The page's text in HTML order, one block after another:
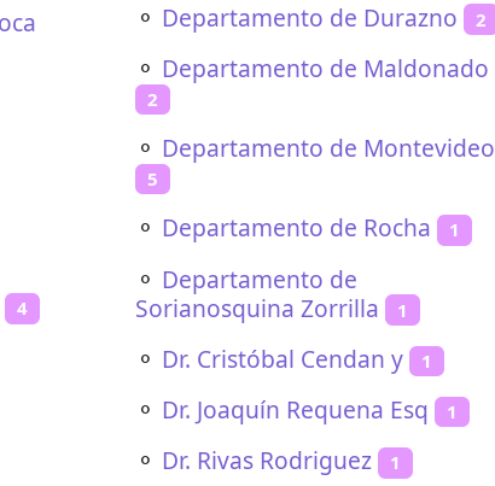
4
⚬ Departamento de Durazno 2
⚬ Departamento de Maldonado
2
⚬ Departamento de Montevideo
5
⚬ Departamento de Rocha 1
⚬ Departamento de
Sorianosquina Zorrilla
1
⚬ Dr. Cristóbal Cendan y 1
⚬ Dr. Joaquín Requena Esq 1
⚬ Dr. Rivas Rodriguez 1